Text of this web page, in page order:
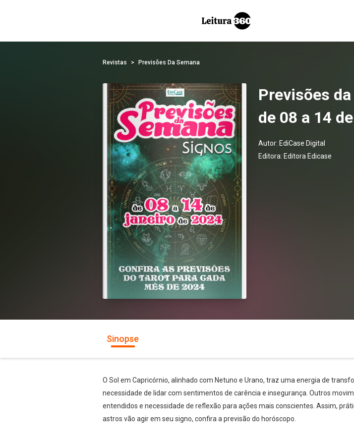
Revistas Previsões Da Semana
Previsões
de 08 a 14
Autor: EdiCase Digital
Editora: Editora Edicase
Sinopse
O Sol em Capricórnio, alinhado com Netuno e Urano, traz uma energia de
necessidade de lidar com sentimentos de carência e insegurança. Outros
entendidos e necessidade de reflexão para ações mais conscientes. Assim,
astros vão agir em seu signo, confira a previsão do horóscopo.